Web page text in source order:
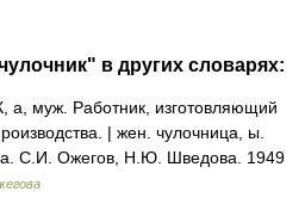
в других словарях:
муж. Работник, изготовляющий
| жен. чулочница, ы.
С.И. Ожегов, Н.Ю. Шведова. 1949